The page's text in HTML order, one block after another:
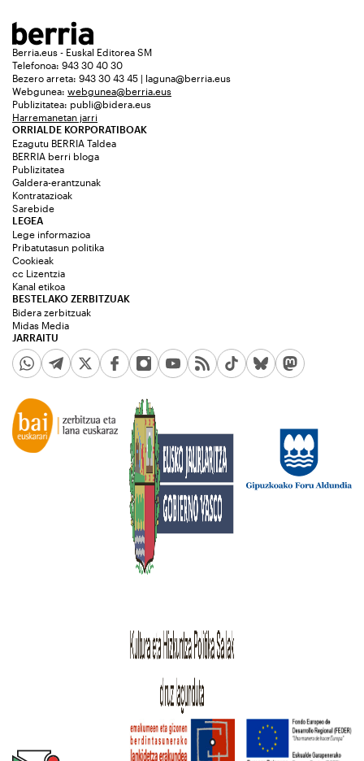
Berria.eus - Euskal Editorea SM
Telefonoa: 943 30 40 30
Bezero arreta: 943 30 43 45 | laguna@berria.eus
Webgunea: webgunea@berria.eus
Publizitatea: publi@bidera.eus
Harremanetan jarri
ORRIALDE KORPORATIBOAK
Ezagutu BERRIA Taldea
BERRIA berri bloga
Publizitatea
Galdera-erantzunak
Kontratazioak
Sarebide
JARRAITU
LEGEA
Lege informazioa
Pribatutasun politika
Cookieak
cc Lizentzia
Kanal etikoa
BESTELAKO ZERBITZUAK
Bidera zerbitzuak
Midas Media